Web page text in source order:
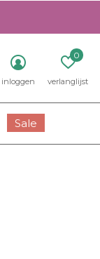
Sale
inloggen verlanglijst
0